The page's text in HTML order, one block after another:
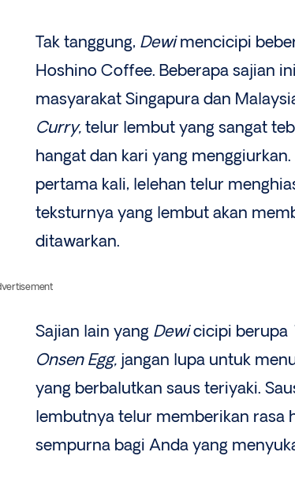
Tak tanggung, Dewimencicipi
Hoshino Coffee. Beberapa sajian
masyarakat Singapura dan
Curry, telur lembut yang sangat
hangat dan kari yang
pertama kali, lelehan telur
teksturnya yang lembut akan
ditawarkan.
Sajian lain yang Dewicicipi berupa
Onsen Egg, jangan lupa untuk
yang berbalutkan saus teriyaki.
lembutnya telur memberikan rasa
sempurna bagi Anda yang